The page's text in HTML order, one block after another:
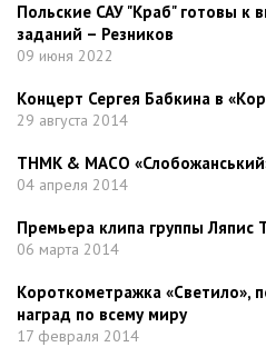
Польские САУ "Краб" готовы к
заданий – Резников
09 июня 2022
Концерт Сергея Бабкина в
29 августа 2014
ТНМК & МАСО
04 апреля 2014
Премьера клипа группы Ляпис
06 марта 2014
Короткометражка «Светило»,
наград по всему миру
17 февраля 2014